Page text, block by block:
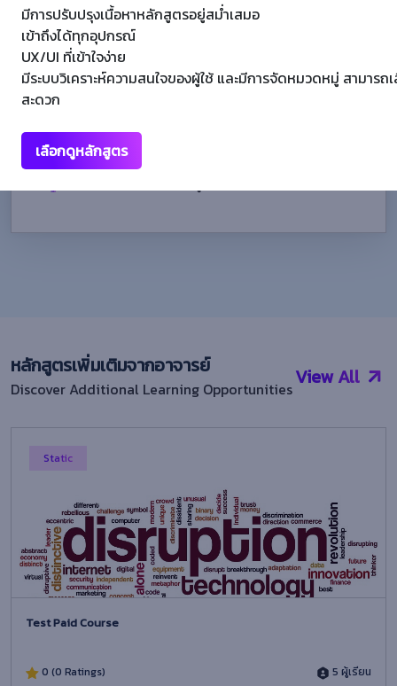
Start Date วันพฤหัสบดี ที่ 23 พฤศจิกายน 2023 At 10:15 AM
ลงทะเบียน 3 ผู้เรียน
Capacity Unlimited
Sessions 1
หลักสูตรเพิ่มเติมจากอาจารย์
Discover Additional Learning OpportunitiesView All
Static
Test Paid Course
0 (0 Ratings) 5 ผู้เรียน
มีการปรับปรุงเนื้อหาหลักสูตรอยู่สม่ำเสมอ
เข้าถึงได้ทุกอุปกรณ์
UX/UI ที่เข้าใจง่าย
มีระบบวิเคราะห์ความสนใจของผู้ใช้ และมีการจัดหมวดหมู่ สามารถ
สะดวก
เลือกดูหลักสูตร